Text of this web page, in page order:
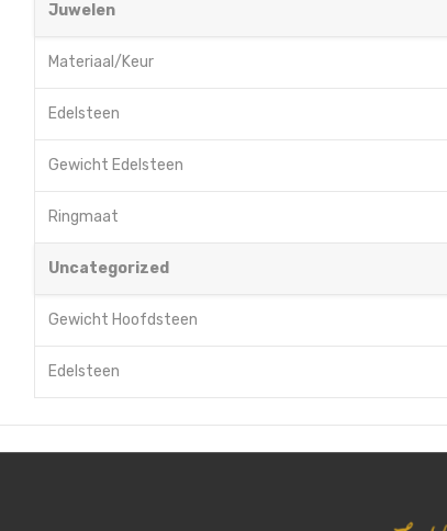
Juwelen
Materiaal/Keur
Edelsteen
Gewicht Edelsteen
Ringmaat
Uncategorized
Gewicht Hoofdsteen
Edelsteen